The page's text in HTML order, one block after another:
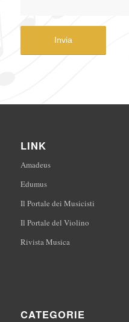
LINK
Amadeus
Edumus
Il Portale dei Musicisti
Il Portale del Violino
Rivista Musica
CATEGORIE